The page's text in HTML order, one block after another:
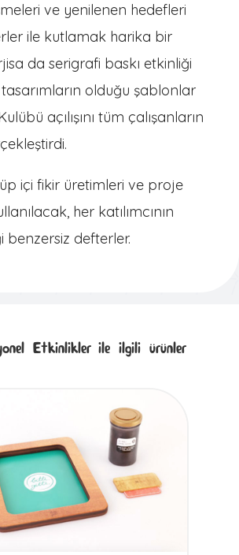
ve yenilenen hedefleri
ile kutlamak harika bir
da serigrafi baskı etkinliği
olduğu şablonlar
açılışını tüm çalışanların
içi fikir üretimleri ve proje
her katılımcının
benzersiz defterler.
Etkinlikler ile ilgili ürünler